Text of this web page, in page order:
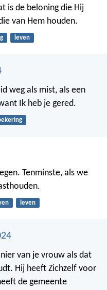
is de beloning die Hij
van Hem houden.
leven
weg als mist, als een
Ik heb je gered.
Tenminste, als we
leven
van je vrouw als dat
Hij heeft Zichzelf voor
de gemeente